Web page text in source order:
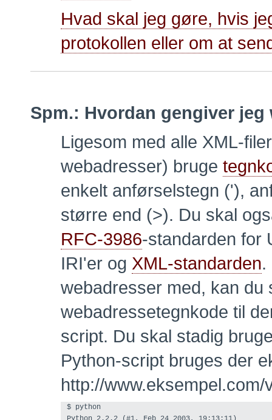
Hvad skal jeg gøre, hvis
protokollen eller om at
Spm.: Hvordan gengiver
Ligesom med alle XML-
webadresser) bruge
enkelt anførselstegn ('),
større end (>). Du skal
RFC-3986-standarden for
IRI'er og XML-standarden.
webadresser med, kan
webadressetegnkode til
script. Du skal stadig
Python-script bruges der
http://
$ python